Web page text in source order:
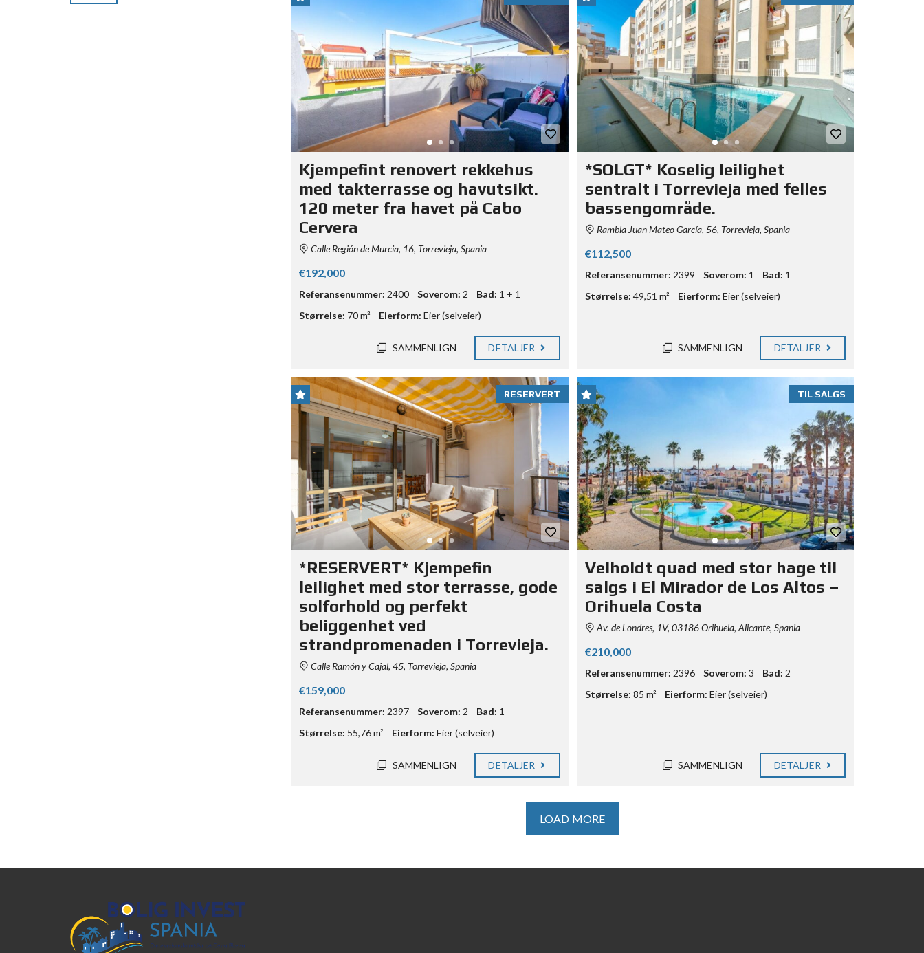
Kjempefint renovert rekkehus
med takterrasse og havutsikt.
120 meter fra havet på Cabo
Cervera
Calle Región de Murcia, 16, Torrevieja, Spania
€192,000
Referansenummer: 2400 Soverom: 2 Bad: 1 + 1
Størrelse: 70 m² Eierform: Eier (selveier)
SAMMENLIGN DETALJER
*SOLGT* Koselig leilighet
sentralt i Torrevieja med felles
bassengområde.
Rambla Juan Mateo García, 56, Torrevieja, Spania
€112,500
Referansenummer: 2399 Soverom: 1 Bad: 1
Størrelse: 49,51 m² Eierform: Eier (selveier)
SAMMENLIGN DETALJER
RESERVERT
*RESERVERT* Kjempefin
leilighet med stor terrasse, gode
solforhold og perfekt
beliggenhet ved
strandpromenaden i Torrevieja.
Calle Ramón y Cajal, 45, Torrevieja, Spania
€159,000
Referansenummer: 2397 Soverom: 2 Bad: 1
Størrelse: 55,76 m² Eierform: Eier (selveier)
SAMMENLIGN DETALJER
TIL SALGS
Velholdt quad med stor hage til
salgs i El Mirador de Los Altos –
Orihuela Costa
Av. de Londres, 1V, 03186 Orihuela, Alicante, Spania
€210,000
Referansenummer: 2396 Soverom: 3 Bad: 2
Størrelse: 85 m² Eierform: Eier (selveier)
SAMMENLIGN DETALJER
LOAD MORE